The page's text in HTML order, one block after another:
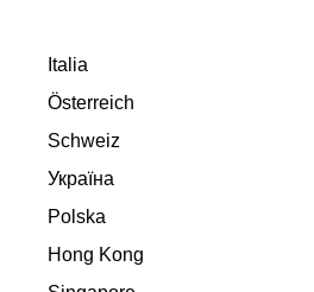
Italia
Österreich
Schweiz
Україна
Polska
Hong Kong